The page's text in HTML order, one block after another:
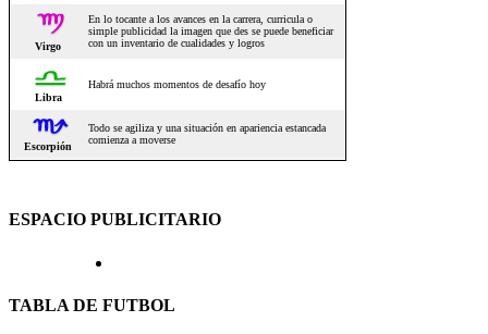
ESPACIO PUBLICITARIO
TABLA DE FUTBOL